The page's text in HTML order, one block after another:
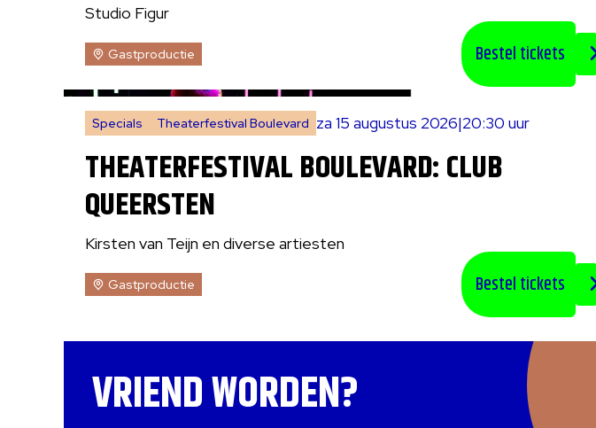
Studio Figur
Gastproductie Bestel tickets
THEATERFESTIVAL BOULEVARD: CLUB
QUEERSTEN
Specials Theaterfestival Boulevard za 15 augustus 2026|20:30 uur
Kirsten van Teijn en diverse artiesten
Gastproductie Bestel tickets
VRIEND WORDEN?